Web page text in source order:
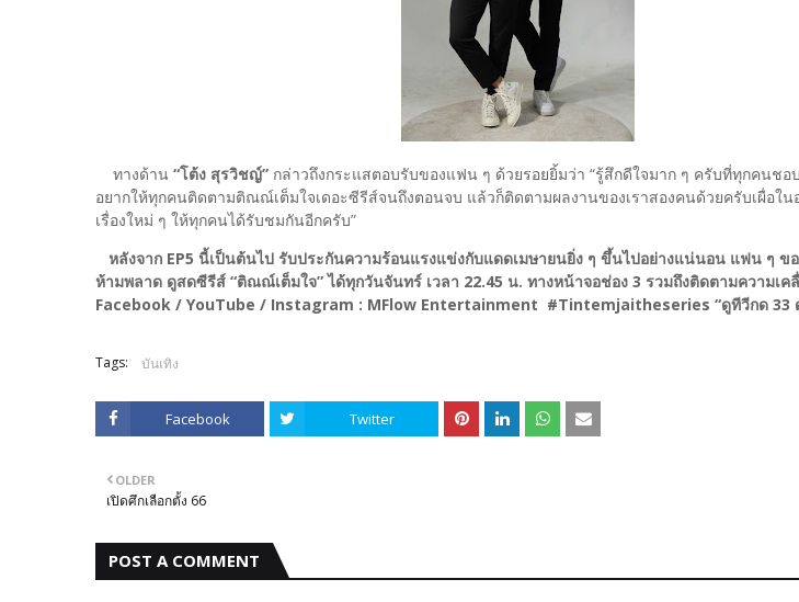
ทางด้าน “โต้ง สุรวิชญ์” กล่าวถึงกระแสตอบรับของแฟน ๆ ด้วยรอยยิ้มว่า “รู้สึกดีใจมาก ๆ ครับที่ทุกคนชอ
อยากให้ทุกคนติดตามติณณ์เต็มใจเดอะซีรีส์จนถึงตอนจบ แล้วก็ติดตามผลงานของเราสองคนด้วยครับเผื่อใ
เรื่องใหม่ ๆ ให้ทุกคนได้รับชมกันอีกครับ”
หลังจาก EP5 นี้เป็นต้นไป รับประกันความร้อนแรงแข่งกับแดดเมษายนยิ่ง ๆ ขึ้นไปอย่างแน่นอน แฟน ๆ ข
ห้ามพลาด ดูสดซีรีส์ “ติณณ์เต็มใจ” ได้ทุกวันจันทร์ เวลา 22.45 น. ทางหน้าจอช่อง 3 รวมถึงติดตามความเค
Facebook / YouTube / Instagram : MFlow Entertainment #Tintemjaitheseries “ดูทีวีกด 33
Tags: บันเทิง
Facebook Twitter
OLDER
เปิดศึกเลือกตั้ง 66
POST A COMMENT